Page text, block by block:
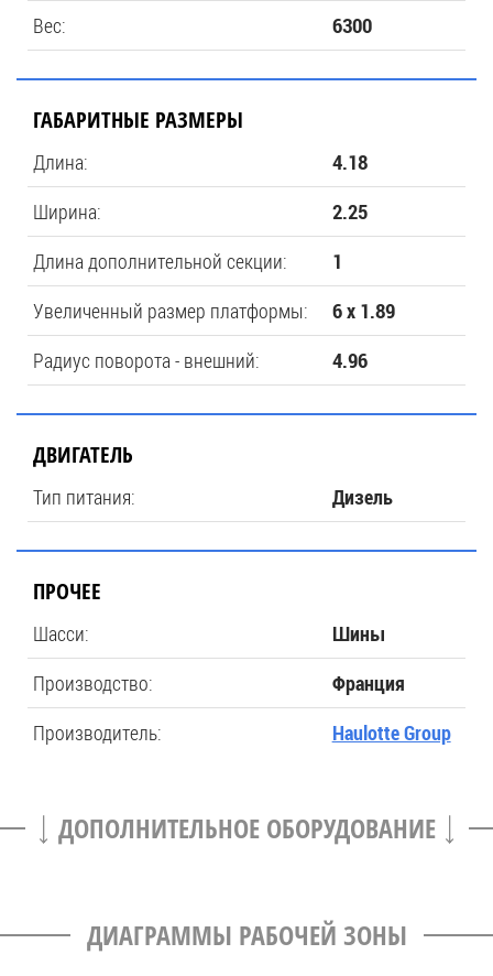
Вес: 6300
ГАБАРИТНЫЕ РАЗМЕРЫ
Длина: 4.18
Ширина: 2.25
Длина дополнительной секции: 1
Увеличенный размер платформы: 6 x 1.89
Радиус поворота - внешний: 4.96
ДВИГАТЕЛЬ
Тип питания: Дизель
ПРОЧЕЕ
Шасси: Шины
Производство: Франция
Производитель: Haulotte Group
ДОПОЛНИТЕЛЬНОЕ ОБОРУДОВАНИЕ
ДИАГРАММЫ РАБОЧЕЙ ЗОНЫ